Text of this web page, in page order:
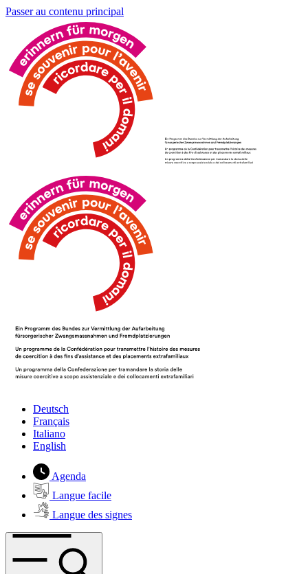
Passer au contenu principal
Deutsch
Français
Italiano
English
Agenda
Langue facile
Langue des signes